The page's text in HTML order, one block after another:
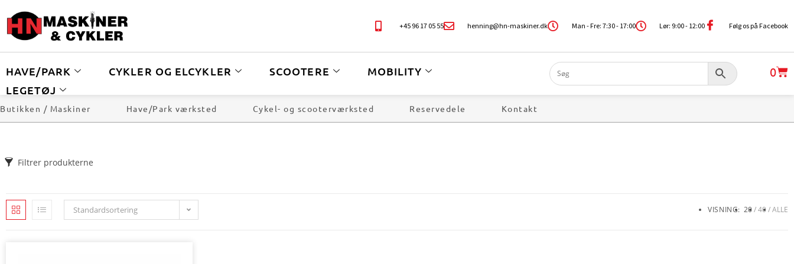
+45 96 17 05 55 henning@hn-maskiner.dk Man - Fre: 7:30 - 17:00 Lør: 9:00 - 12:00 Følg os på Facebook
HAVE/PARK CYKLER OG ELCYKLER SCOOTERE
MOBILITY
LEGETØJ
0
Butikken / Maskiner Have/Park værksted Cykel- og scooterværksted Reservedele Kontakt
Filtrer produkterne
Standardsortering VISNING: 20 40 ALLE